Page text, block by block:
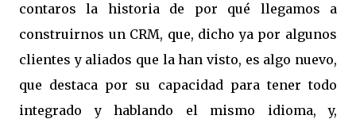
contaros la historia de por qué llegamos a
construirnos un CRM, que, dicho ya por algunos
clientes y aliados que la han visto, es algo nuevo,
que destaca por su capacidad para tener todo
integrado y hablando el mismo idioma, y,